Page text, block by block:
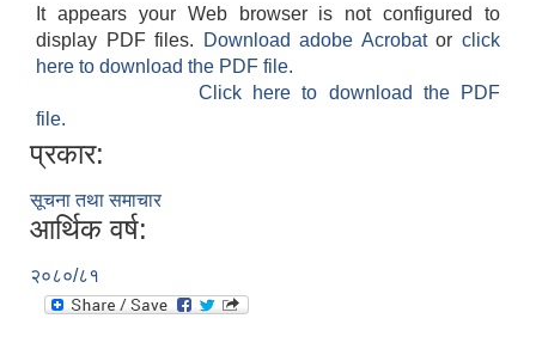
It appears your Web browser is not configured to
display PDF files.
Download adobe Acrobatorclick
here to download the PDF file.
Click here to download the PDF
file.
प्रकार:
सूचना तथा समाचार
आर्थिक वर्ष:
२०८०/८१